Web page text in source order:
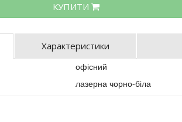
КУПИТИ
Характеристики
офісний
лазерна чорно-біла